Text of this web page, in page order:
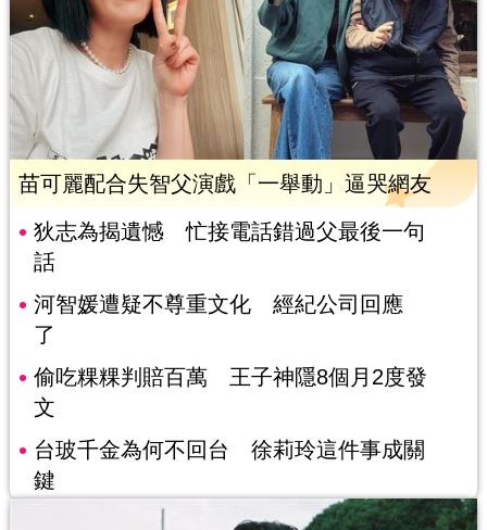
苗可麗配合失智父演戲「一舉動」逼哭網友
狄志為揭遺憾 忙接電話錯過父最後一句
話
河智媛遭疑不尊重文化 經紀公司回應
了
偷吃粿粿判賠百萬 王子神隱8個月2度發
文
台玻千金為何不回台 徐莉玲這件事成關
鍵